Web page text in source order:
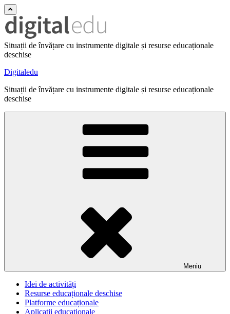
Situații de învățare cu instrumente digitale și resurse educaționale
deschise
Digitaledu
Situații de învățare cu instrumente digitale și resurse educaționale
deschise
Meniu
Idei de activități
Resurse educaționale deschise
Platforme educaționale
Aplicații educaționale